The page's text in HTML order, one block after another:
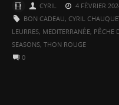
CYRIL 4 FÉVRIER
BON CADEAU, CYRIL
LEURRES, MEDITERRANÉE, PÊCHE
SEASONS, THON ROUGE
0